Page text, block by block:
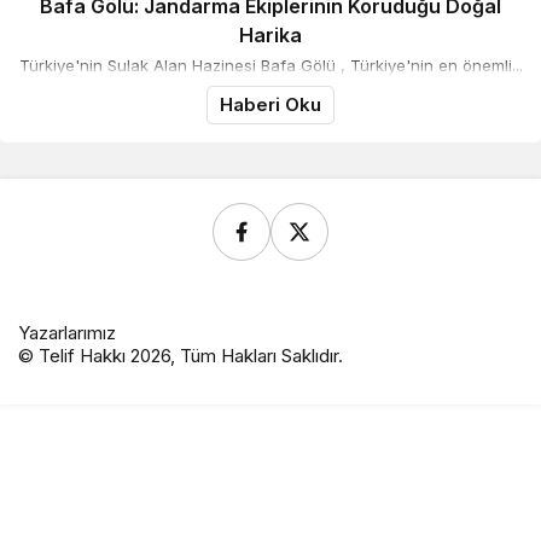
Bafa Gölü: Jandarma Ekiplerinin Koruduğu Doğal
Harika
Türkiye'nin Sulak Alan Hazinesi Bafa Gölü , Türkiye'nin en önemli...
Haberi Oku
Yazarlarımız
© Telif Hakkı 2026, Tüm Hakları Saklıdır.